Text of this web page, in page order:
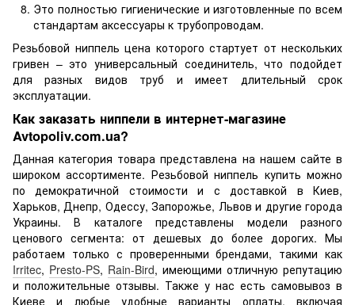
Это полностью гигиенические и изготовленные по всем
стандартам аксессуары к трубопроводам.
Резьбовой ниппель цена которого стартует от нескольких
гривен – это универсальный соединитель, что подойдет
для разных видов труб и имеет длительный срок
эксплуатации.
Как заказать ниппели в интернет-магазине
Avtopoliv.com.ua?
Данная категория товара представлена ​​на нашем сайте в
широком ассортименте. Резьбовой ниппель купить можно
по демократичной стоимости и с доставкой в ​​Киев,
Харьков, Днепр, Одессу, Запорожье, Львов и другие города
Украины. В каталоге представлены модели разного
ценового сегмента: от дешевых до более дорогих. Мы
работаем только с проверенными брендами, такими как
Irritec, Presto-PS, Rain-Bird, имеющими отличную репутацию
и положительные отзывы. Также у нас есть самовывоз в
Киеве и любые удобные варианты оплаты, включая